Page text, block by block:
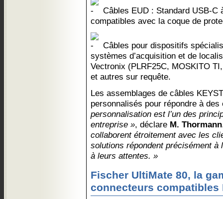
Câbles EUD : Standard USB-C
compatibles avec la coque de
Câbles pour dispositifs
systèmes d’acquisition et de
Vectronix (PLRF25C, MOSKITO
et autres sur requête.
Les assemblages de câbles
personnalisés pour répondre à
personnalisation est l’un des
entreprise », déclare M. Thormann
collaborent étroitement avec les
solutions répondent précisément
à leurs attentes. »
Fischer UltiMate 80, la
connecteurs compatibles